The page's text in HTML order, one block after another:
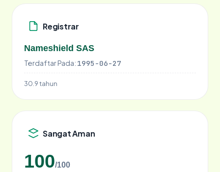
Registrar
Nameshield SAS
Terdaftar Pada: 1995-06-27
30.9 tahun
Sangat Aman
100/100